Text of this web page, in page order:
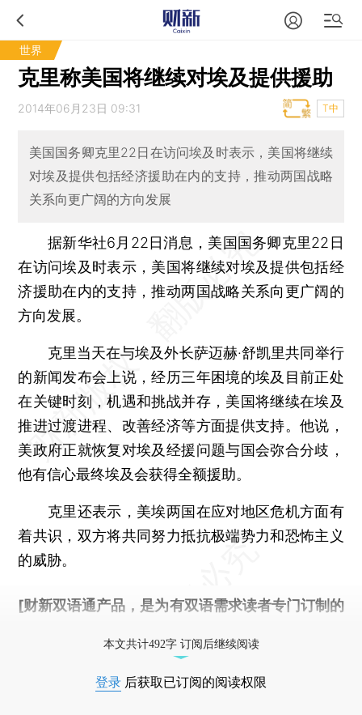
世界
克里称美国将继续对埃及提供援助
2014年06月23日 09:31 T中
美国国务卿克里22日在访问埃及时表示，美国将继续
对埃及提供包括经济援助在内的支持，推动两国战略
关系向更广阔的方向发展
据新华社6月22日消息，美国国务卿克里22日
在访问埃及时表示，美国将继续对埃及提供包括经
济援助在内的支持，推动两国战略关系向更广阔的
方向发展。
克里当天在与埃及外长萨迈赫·舒凯里共同举行
的新闻发布会上说，经历三年困境的埃及目前正处
在关键时刻，机遇和挑战并存，美国将继续在埃及
推进过渡进程、改善经济等方面提供支持。他说，
美政府正就恢复对埃及经援问题与国会弥合分歧，
他有信心最终埃及会获得全额援助。
克里还表示，美埃两国在应对地区危机方面有
着共识，双方将共同努力抵抗极端势力和恐怖主义
的威胁。
[财新双语通产品，是为有双语需求读者专门订制的
本文共计492字 订阅后继续阅读
登录 后获取已订阅的阅读权限